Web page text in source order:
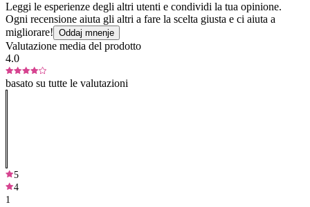
Leggi le esperienze degli altri utenti e condividi la tua opinione.
Ogni recensione aiuta gli altri a fare la scelta giusta e ci aiuta a
migliorare! Oddaj mnenje
Valutazione media del prodotto
4.0
basato su tutte le valutazioni
5
4
1